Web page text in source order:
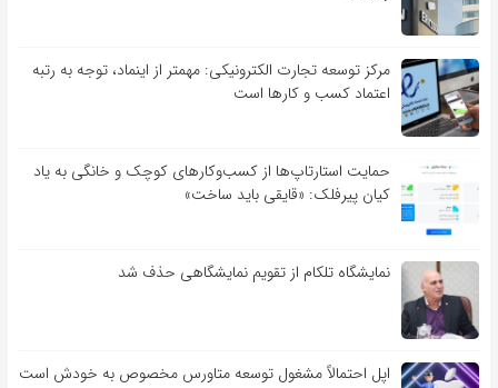
مرکز توسعه تجارت الکترونیکی: مهمتر از اینماد، توجه به رتبه
اعتماد کسب و کارها است
حمایت استارتاپ‌ها از کسب‌وکارهای کوچک و خانگی به یاد
کیان پیرفلک: «قایقی باید ساخت»
نمایشگاه تلکام از تقویم نمایشگاهی حذف شد
اپل احتمالاً مشغول توسعه متاورس مخصوص به خودش است